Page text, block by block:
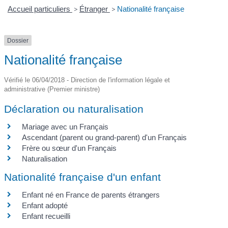
Accueil particuliers > Étranger > Nationalité française
Dossier
Nationalité française
Vérifié le 06/04/2018 - Direction de l'information légale et
administrative (Premier ministre)
Déclaration ou naturalisation
Mariage avec un Français
Ascendant (parent ou grand-parent) d'un Français
Frère ou sœur d'un Français
Naturalisation
Nationalité française d'un enfant
Enfant né en France de parents étrangers
Enfant adopté
Enfant recueilli